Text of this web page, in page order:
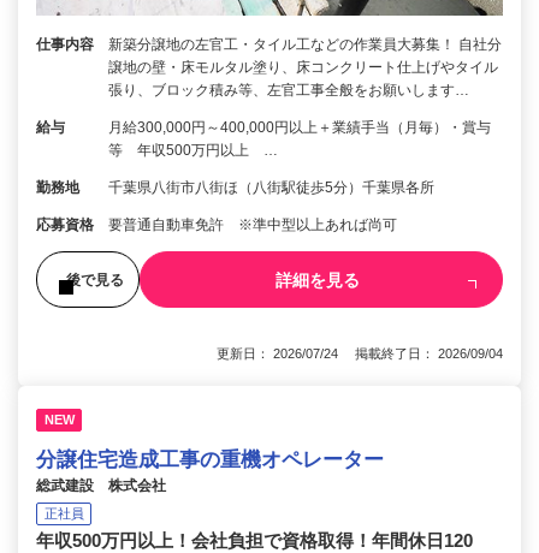
仕事内容
新築分譲地の左官工・タイル工などの作業員大募集！ 自社分
譲地の壁・床モルタル塗り、床コンクリート仕上げやタイル
張り、ブロック積み等、左官工事全般をお願いします…
給与
月給300,000円～400,000円以上＋業績手当（月毎）・賞与
等 年収500万円以上 …
勤務地 千葉県八街市八街ほ（八街駅徒歩5分）千葉県各所
応募資格 要普通自動車免許 ※準中型以上あれば尚可
後で見る 詳細を見る
更新日： 2026/07/24 掲載終了日： 2026/09/04
NEW
分譲住宅造成工事の重機オペレーター
総武建設 株式会社
正社員
年収500万円以上！会社負担で資格取得！年間休日120